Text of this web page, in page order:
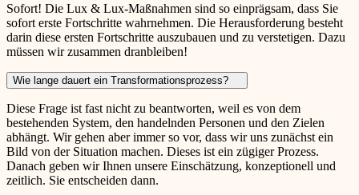
Sofort! Die Lux & Lux-Maßnahmen sind so einprägsam, dass Sie
sofort erste Fortschritte wahrnehmen. Die Herausforderung besteht
darin diese ersten Fortschritte auszubauen und zu verstetigen. Dazu
müssen wir zusammen dranbleiben!
Wie lange dauert ein Transformationsprozess?
Diese Frage ist fast nicht zu beantworten, weil es von dem
bestehenden System, den handelnden Personen und den Zielen
abhängt. Wir gehen aber immer so vor, dass wir uns zunächst ein
Bild von der Situation machen. Dieses ist ein zügiger Prozess.
Danach geben wir Ihnen unsere Einschätzung, konzeptionell und
zeitlich. Sie entscheiden dann.